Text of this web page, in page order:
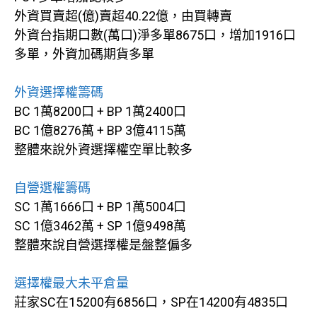
外資買賣超(億)賣超40.22億，由買轉賣
外資台指期口數(萬口)淨多單8675口，增加1916口
多單，外資加碼期貨多單
外資選擇權籌碼
BC 1萬8200口 + BP 1萬2400口
BC 1億8276萬 + BP 3億4115萬
整體來說外資選擇權空單比較多
自營選權籌碼
SC 1萬1666口 + BP 1萬5004口
SC 1億3462萬 + SP 1億9498萬
整體來說自營選擇權是盤整偏多
選擇權最大未平倉量
莊家SC在15200有6856口，SP在14200有4835口